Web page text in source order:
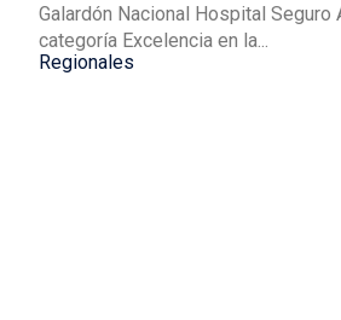
Galardón Nacional Hospital Seguro
categoría Excelencia en la...
Regionales